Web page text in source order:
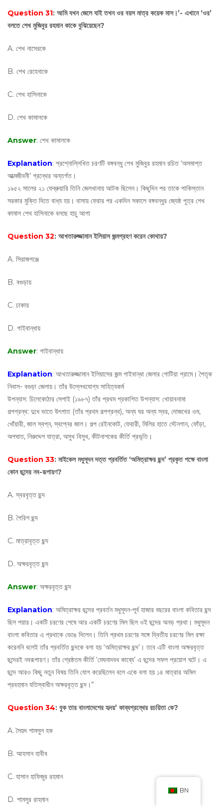
Question 31: আমি যখন জেলে যাই তখন ওর বয়স মাত্র কয়েক মাস।’- এখানে ‘ওর’
বলতে শেখ মুজিবুর রহমান কাকে বুঝিয়েছেন?
A. শেখ নাসেরকে
B. শেখ রেহেনাকে
C. শেখ হাসিনাকে
D. শেখ কামালকে
Answer: শেখ কামালকে
Explanation: প্রশ্নোল্লিখিত চরণটি বঙ্গবন্ধু শেখ মুজিবুর রহমান রচিত ‘অসমাপ্ত
আত্মজীবনী’ গ্রন্থের অন্তর্গত।
১৯৫২ সালের ২১ ফেব্রুয়ারি তিনি জেলখানায় আটক ছিলেন। কিছুদিন পর তাকে পাকিস্তান
সরকার মুক্তি দিতে বাধ্য হয়। বাসায় ফেরার পর একদিন সকালে বঙ্গবন্ধুর জ্যেষ্ঠ পুত্র শেখ
কামাল শেখ হাসিনাকে বলছে হাচু আপা
Question 32: আখতারুজ্জামান ইলিয়াস জন্মগ্রহণ করেন কোথায়?
A. সিরাজগঞ্জে
B. বগুড়ায়
C. ঢাকায়
D. গাইবান্ধায়
Answer: গাইবান্ধায়
Explanation: আখতারুজ্জামান ইলিয়াসের জন্ম গাইবান্ধা জেলার গোটিয়া গ্রামে। পৈতৃক
নিবাস- বগুড়া জেলায়। তাঁর উল্লেখযোগ্য সাহিত্যকর্ম
উপন্যাস: চিলেকোঠার সেপাই (১৯৮৭) তাঁর প্রথম প্রকাশিত উপন্যাস: খোয়াবনামা
গল্পগ্রন্থ: দুধে ভাতে উৎপাত (তাঁর প্রথম গল্পগ্রন্থ), অন্য ঘর অন্য স্বর, দোজখের ওম,
খোঁয়ারী, জাল স্বপ্ন, স্বপ্নের জাল। গল্প রেইনকোট, ফেরারী, মিলির হাতে স্টেনগান, ফোঁড়া,
অপঘাত, নিরুদ্দেশ যাত্রা, অসুখ বিসুখ, কীটনাশকের কীর্তি প্রভৃতি।
Question 33: মাইকেল মধুসূদন দত্ত প্রবর্তিত ‘অমিত্রাক্ষর ছন্দ’ প্রকৃত পক্ষে বাংলা
কোন ছন্দের নব-রূপায়ণ?
A. স্বরবৃত্ত ছন্দ
B. গৈরিশ ছন্দ
C. মাত্রাবৃত্ত ছন্দ
D. অক্ষরবৃত্ত ছন্দ
Answer: অক্ষরবৃত্ত ছন্দ
Explanation: অমিত্রাক্ষর ছন্দের প্রবর্তন মধুসূদন-পূর্ব হাজার বছরের বাংলা কবিতার ছন্দ
ছিল পয়ার। একটি চরণের শেষে আর একটি চরণের মিল ছিল ওই ছন্দের অনড় প্রথা। মধুসূদন
বাংলা কবিতার এ প্রথাকে ভেঙে দিলেন। তিনি প্রথম চরণের সঙ্গে দ্বিতীয় চরণের মিল রক্ষা
করেননি বলেই তাঁর প্রবর্তিত ছন্দকে বলা হয় ‘অমিত্রাক্ষর ছন্দ’। তবে এটি বাংলা অক্ষরবৃত্ত
ছন্দেরই নবরূপায়ণ। তাঁর শ্রেষ্ঠতম কীর্তি ‘মেঘনাদবধ কাব্যে’ এ ছন্দের সফল প্রয়োগ ঘটে। এ
ছন্দে আরও কিছু নতুন বিষয় তিনি যোগ করেছিলেন বলে একে বলা হয় ১৪ মাত্রার অমিল
প্রবহমান যতিস্বাধীন অক্ষরবৃত্ত ছন্দ।”
Question 34: বুক তার বাংলাদেশের হৃদয়’ কাব্যগ্রন্থের রচয়িতা কে?
A. সৈয়দ শামসুল হক
B. আহসান হাবীব
C. হাসান হাফিজুর রহমান
D. শামসুর রাহমান
BN